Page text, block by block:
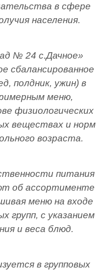
в сфере
населения.
№ 24 с.Дачное»
сбалансированное
полдник, ужин) в
меню,
физиологических
веществах и норм
возраста.
питания
об ассортименте
меню на входе
групп, с указанием
и веса блюд.
в групповых